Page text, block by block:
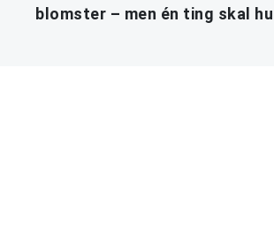
blomster – men én ting skal